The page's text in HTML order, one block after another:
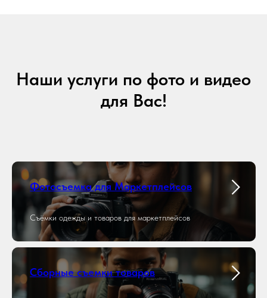
Наши услуги по фото и видео
для Вас!
Фотосъемка для Маркетплейсов
Съёмки одежды и товаров для маркетплейсов
Cборные съемки товаров